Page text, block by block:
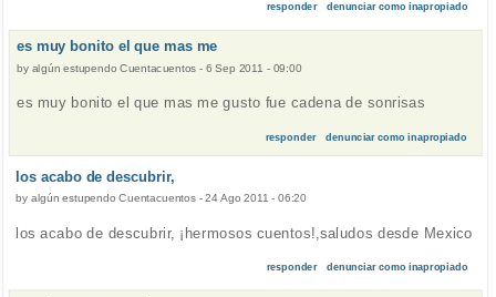
responder denunciar como inapropiado
es muy bonito el que mas me
by algún estupendo Cuentacuentos - 6 Sep 2011 - 09:00
es muy bonito el que mas me gusto fue cadena de sonrisas
responder denunciar como inapropiado
los acabo de descubrir,
by algún estupendo Cuentacuentos-24 Ago 2011 - 06:20
los acabo de descubrir, ¡hermosos cuentos!,saludos desde Mexico
responder denunciar como inapropiado